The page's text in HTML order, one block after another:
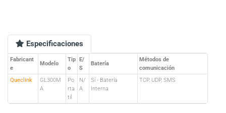
Especificaciones
Fabricant
e
Modelo
Tip
o
E/
S
Batería
Métodos de
comunicación
Queclink
GL300M
A
Po
rta
til
N/
A
Sí - Batería
Interna
TCP, UDP, SMS